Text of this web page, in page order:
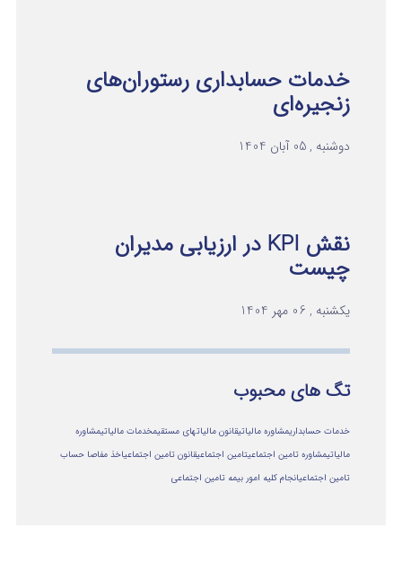
خدمات حسابداری رستوران‌های
زنجیره‌ای
دوشنبه , 05 آبان 1404
نقش KPI در ارزیابی مدیران
چیست
یکشنبه , 06 مهر 1404
تگ های محبوب
خدمات حسابداریمشاوره مالیاتیقانون مالیاتهای مستقیمخدمات مالیاتیمشاوره
مالياتيمشاوره تامین اجتماعیتامین اجتماعیقانون تامین اجتماعیاخذ مفاصا حساب
تامین اجتماعیانجام کلیه امور بیمه تامین اجتماعی